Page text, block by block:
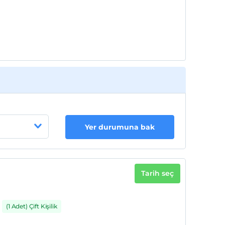
Yer durumuna bak
(1 Adet) Çift Kişilik
Tarih seç